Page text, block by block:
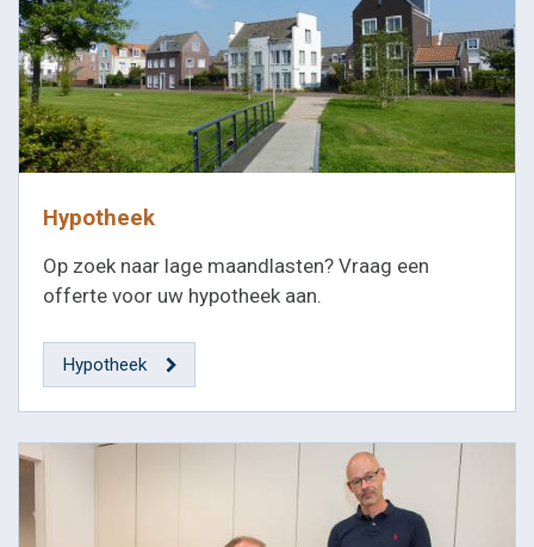
Hypotheek
Op zoek naar lage maandlasten? Vraag een
offerte voor uw hypotheek aan.
Hypotheek